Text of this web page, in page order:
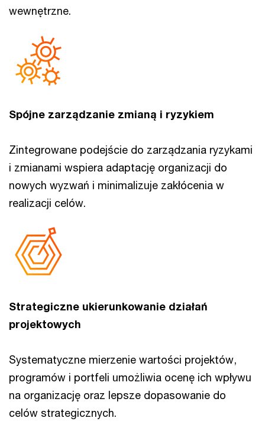
wewnętrzne.
Spójne zarządzanie zmianą i ryzykiem
Zintegrowane podejście do zarządzania ryzykami
i zmianami wspiera adaptację organizacji do
nowych wyzwań i minimalizuje zakłócenia w
realizacji celów.
Strategiczne ukierunkowanie działań
projektowych
Systematyczne mierzenie wartości projektów,
programów i portfeli umożliwia ocenę ich wpływu
na organizację oraz lepsze dopasowanie do
celów strategicznych.